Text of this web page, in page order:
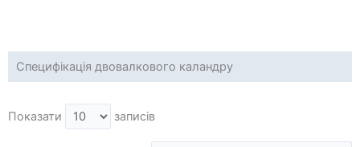
Специфікація двовалкового каландру
Показати записів